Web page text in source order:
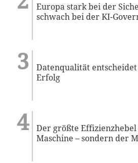
Europa stark bei der
schwach bei der KI-
Datenqualität
Erfolg
Der größte
Maschine – sondern der